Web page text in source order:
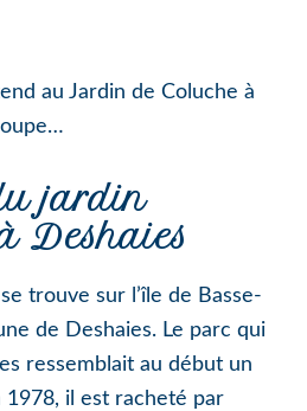
au Jardin de Coluche à
jardin
Deshaies
trouve sur l’île de Basse-
de Deshaies. Le parc qui
ressemblait au début un
1978, il est racheté par